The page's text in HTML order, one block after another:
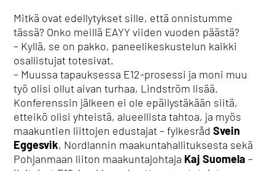
Mitkä ovat edellytykset sille, että onnistumme
tässä? Onko meillä EAYY viiden vuoden päästä?
– Kyllä, se on pakko, paneelikeskustelun kaikki
osallistujat totesivat.
– Muussa tapauksessa E12-prosessi ja moni muu
työ olisi ollut aivan turhaa, Lindström lisää.
Konferenssin jälkeen ei ole epäilystäkään siitä,
etteikö olisi yhteistä, alueellista tahtoa, ja myös
maakuntien liittojen edustajat – fylkesrådSvein
Eggesvik, Nordlannin maakuntahallituksesta sekä
Pohjanmaan liiton maakuntajohtaja Kaj Suomela –